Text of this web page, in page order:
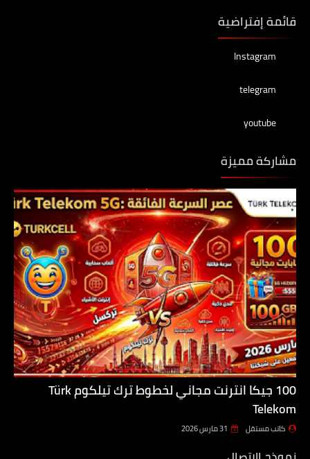
قائمة إفتراضية
Instagram
telegram
youtube
مشاركة مميزة
100 جيكا انترنت مجاني لخطوط ترك تيلكوم Türk
Telekom
كاتب مستقل 31 مارس 2026